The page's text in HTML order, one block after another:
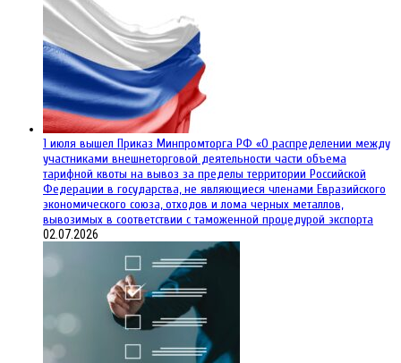
1 июля вышел Приказ Минпромторга РФ «О распределении между
участниками внешнеторговой деятельности части объема
тарифной квоты на вывоз за пределы территории Российской
Федерации в государства, не являющиеся членами Евразийского
экономического союза, отходов и лома черных металлов,
вывозимых в соответствии с таможенной процедурой экспорта
02.07.2026